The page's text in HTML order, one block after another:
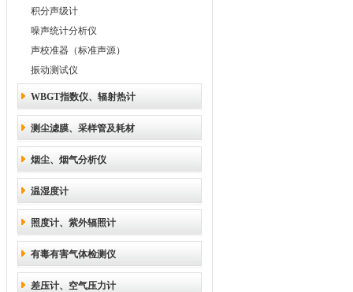
积分声级计
噪声统计分析仪
声校准器（标准声源）
振动测试仪
WBGT指数仪、辐射热计
测尘滤膜、采样管及耗材
烟尘、烟气分析仪
温湿度计
照度计、紫外辐照计
有毒有害气体检测仪
差压计、空气压力计